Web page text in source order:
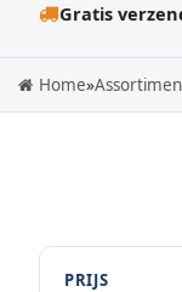
Gratis
Home»
PRIJS